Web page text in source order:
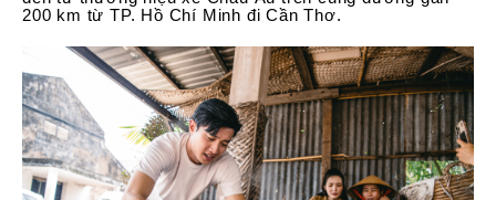
200 km từ TP. Hồ Chí Minh đi Cần Thơ.